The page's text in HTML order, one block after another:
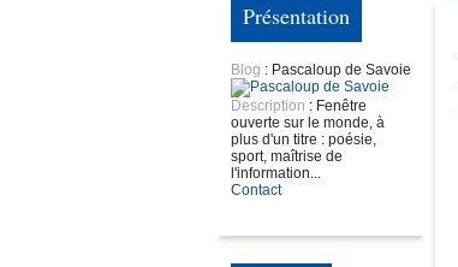
Présentation
Blog : Pascaloup de Savoie
Description : Fenêtre
ouverte sur le monde, à
plus d'un titre : poésie,
sport, maîtrise de
l'information...
Contact